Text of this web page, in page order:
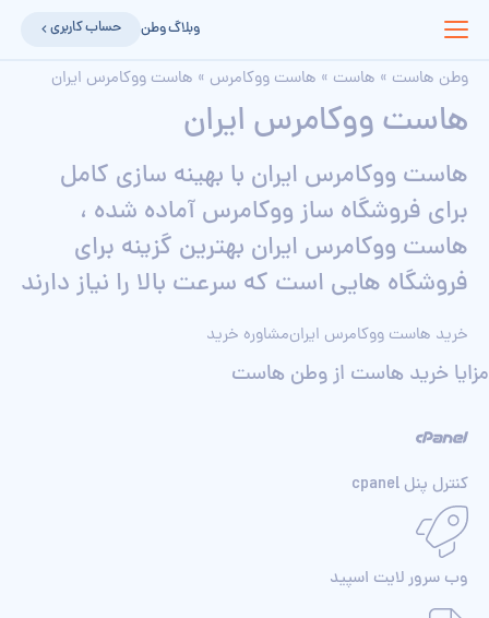
وبلاگ وطن حساب کاربری
وطن هاست » هاست » هاست ووکامرس » هاست ووکامرس ایران
هاست ووکامرس ایران
هاست ووکامرس ایران با بهینه سازی کامل
برای فروشگاه ساز ووکامرس آماده شده ،
هاست ووکامرس ایران بهترین گزینه برای
فروشگاه هایی است که سرعت بالا را نیاز دارند
خرید هاست ووکامرس ایرانمشاوره خرید
مزایا خرید هاست از وطن هاست
کنترل پنل cpanel
وب سرور لایت اسپید